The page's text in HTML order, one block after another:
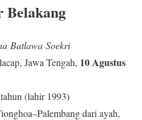
Belakang
Batlawa Soekri
Jawa Tengah, 10 Agustus
(lahir 1993)
dari ayah,